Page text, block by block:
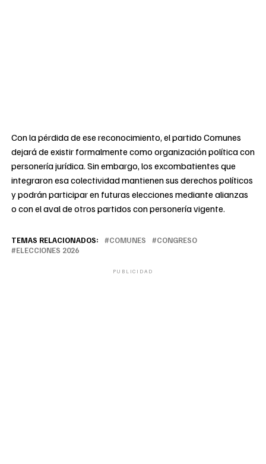
Con la pérdida de ese reconocimiento, el partido Comunes
dejará de existir formalmente como organización política con
personería jurídica. Sin embargo, los excombatientes que
integraron esa colectividad mantienen sus derechos políticos
y podrán participar en futuras elecciones mediante alianzas
o con el aval de otros partidos con personería vigente.
TEMAS RELACIONADOS: COMUNES
CONGRESO
ELECCIONES 2026
PUBLICIDAD